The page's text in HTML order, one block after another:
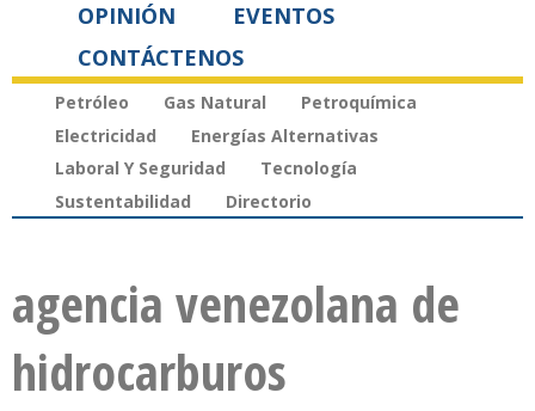
OPINIÓN
EVENTOS
CONTÁCTENOS
Petróleo Gas Natural
Petroquímica
Electricidad
Energías Alternativas
Laboral Y Seguridad
Tecnología
Sustentabilidad
Directorio
agencia venezolana de
hidrocarburos